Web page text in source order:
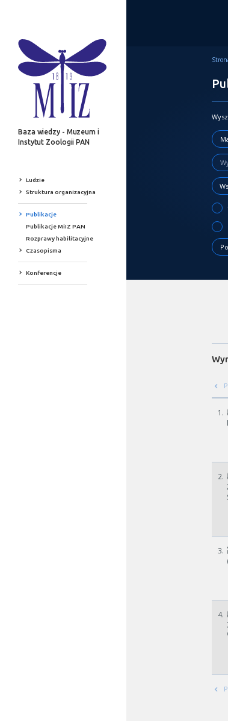
Baza wiedzy - Muzeum i
Instytut Zoologii PAN
Ludzie
Struktura organizacyjna
Publikacje
Publikacje MiIZ PAN
Rozprawy habilitacyjne
Czasopisma
Konferencje
1.
2.
3.
4.